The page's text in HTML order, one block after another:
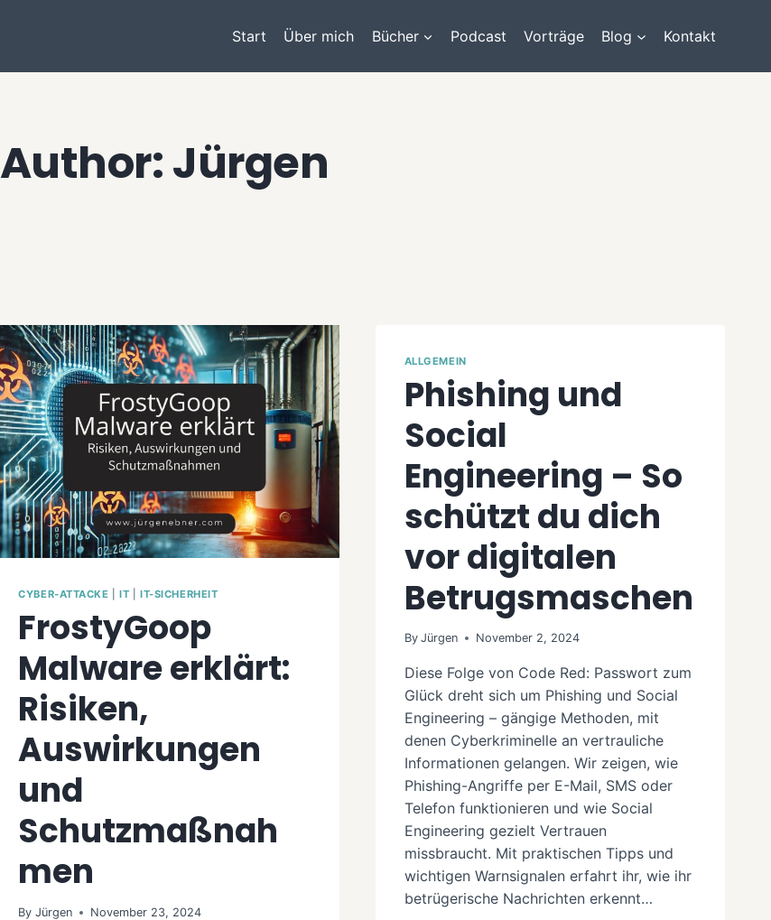
Start Über mich Bücher Podcast Vorträge Blog Kontakt
Author: Jürgen
CYBER-ATTACKE |IT |IT-SICHERHEIT
FrostyGoop
Malware erklärt:
Risiken,
Auswirkungen
und
Schutzmaßnah
men
By Jürgen November 23, 2024
ALLGEMEIN
Phishing und
Social
Engineering – So
schützt du dich
vor digitalen
Betrugsmaschen
By Jürgen November 2, 2024
Diese Folge von Code Red: Passwort zum
Glück dreht sich um Phishing und Social
Engineering – gängige Methoden, mit
denen Cyberkriminelle an vertrauliche
Informationen gelangen. Wir zeigen, wie
Phishing-Angriffe per E-Mail, SMS oder
Telefon funktionieren und wie Social
Engineering gezielt Vertrauen
missbraucht. Mit praktischen Tipps und
wichtigen Warnsignalen erfahrt ihr, wie ihr
betrügerische Nachrichten erkennt…